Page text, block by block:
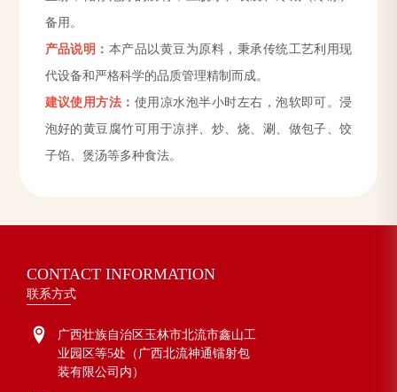
备用。
产品说明： 本产品以黄豆为原料，秉承传统工艺利用现
代设备和严格科学的品质管理精制而成。
建议使用方法： 使用凉水泡半小时左右，泡软即可。浸
泡好的黄豆腐竹可用于凉拌、炒、烧、涮、做包子、饺
子馅、煲汤等多种食法。
CONTACT INFORMATION
联系方式
广西壮族自治区玉林市北流市鑫山工
业园区等5处（广西北流神通镭射包
装有限公司内）